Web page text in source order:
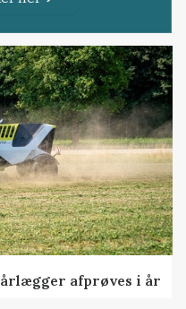
afprøves i år